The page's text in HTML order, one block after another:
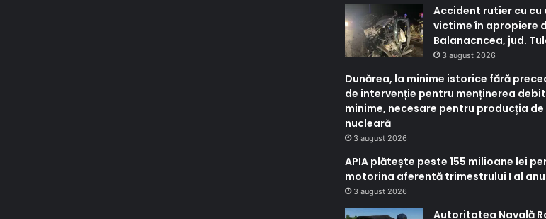
Accident rutier cu cu
victime în apropiere
Balanacncea, jud.
3 august 2026
Dunărea, la minime istorice fără
de intervenție pentru menținerea
minime, necesare pentru producția de
nucleară
3 august 2026
APIA plătește peste 155 milioane lei
motorina aferentă trimestrului I al
3 august 2026
Autoritatea Navală